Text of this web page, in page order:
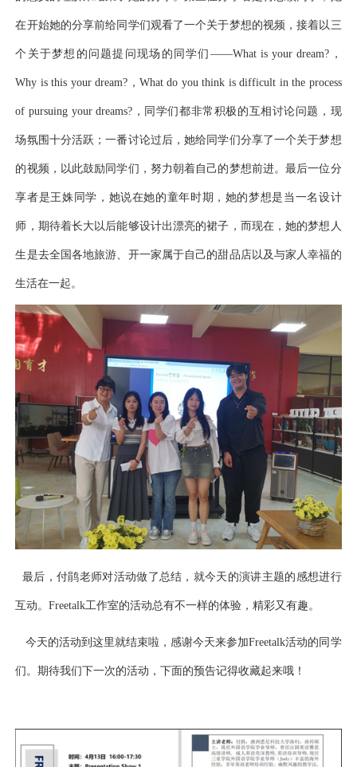
在开始她的分享前给同学们观看了一个关于梦想的视频，接着以三
个关于梦想的问题提问现场的同学们——What is your dream?，
Why is this your dream?，What do you think is difficult in the process
of pursuing your dreams?，同学们都非常积极的互相讨论问题，现
场氛围十分活跃；一番讨论过后，她给同学们分享了一个关于梦想
的视频，以此鼓励同学们，努力朝着自己的梦想前进。最后一位分
享者是王姝同学，她说在她的童年时期，她的梦想是当一名设计
师，期待着长大以后能够设计出漂亮的裙子，而现在，她的梦想人
生是去全国各地旅游、开一家属于自己的甜品店以及与家人幸福的
生活在一起。
最后，付鹃老师对活动做了总结，就今天的演讲主题的感想进行
互动。Freetalk工作室的活动总有不一样的体验，精彩又有趣。
今天的活动到这里就结束啦，感谢今天来参加Freetalk活动的同学
们。期待我们下一次的活动，下面的预告记得收藏起来哦！